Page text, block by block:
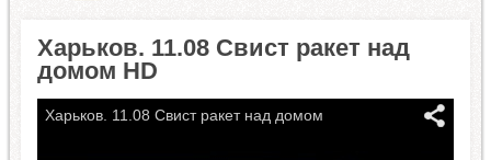
Харьков. 11.08 Свист ракет над
домом HD